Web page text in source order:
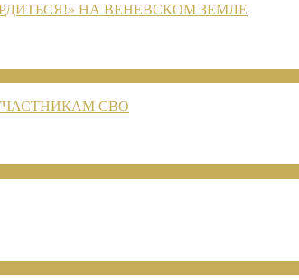
НА ВЕНЕВСКОМ ЗЕМЛЕ
СВО